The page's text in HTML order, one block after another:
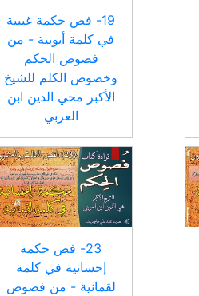
19- فص حكمة غيبية
في كلمة أيوبية - من
فصوص الحكم
وخصوص الكلم للشيخ
الأكبر محي الدين ابن
العربي
23- فص حكمة
إحسانية في كلمة
لقمانية - من فصوص